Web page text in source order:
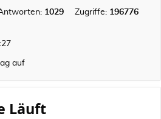
1029 Zugriffe: 196776
auf
Läuft